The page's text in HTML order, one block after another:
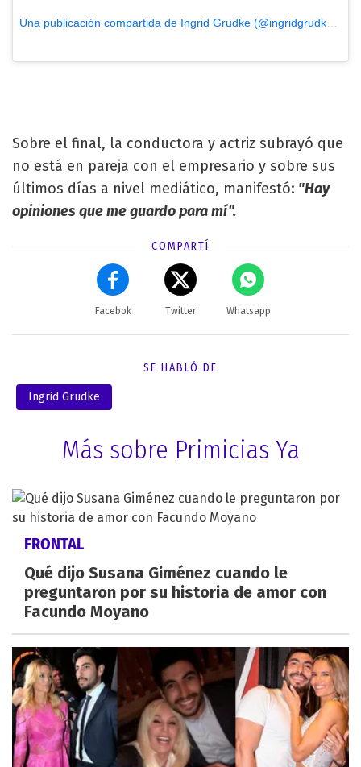
Sobre el final, la conductora y actriz subrayó que
no está en pareja con el empresario y sobre sus
últimos días a nivel mediático, manifestó: "Hay
opiniones que me guardo para mí".
COMPARTÍ
Facebok Twitter Whatsapp
SE HABLÓ DE
Ingrid Grudke
Más sobre Primicias Ya
FRONTAL
Qué dijo Susana Giménez cuando le
preguntaron por su historia de amor con
Facundo Moyano